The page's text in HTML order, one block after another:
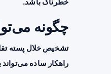
خطرناک باشد.
چگونه
تشخیص خلال پسته
راهکار ساده